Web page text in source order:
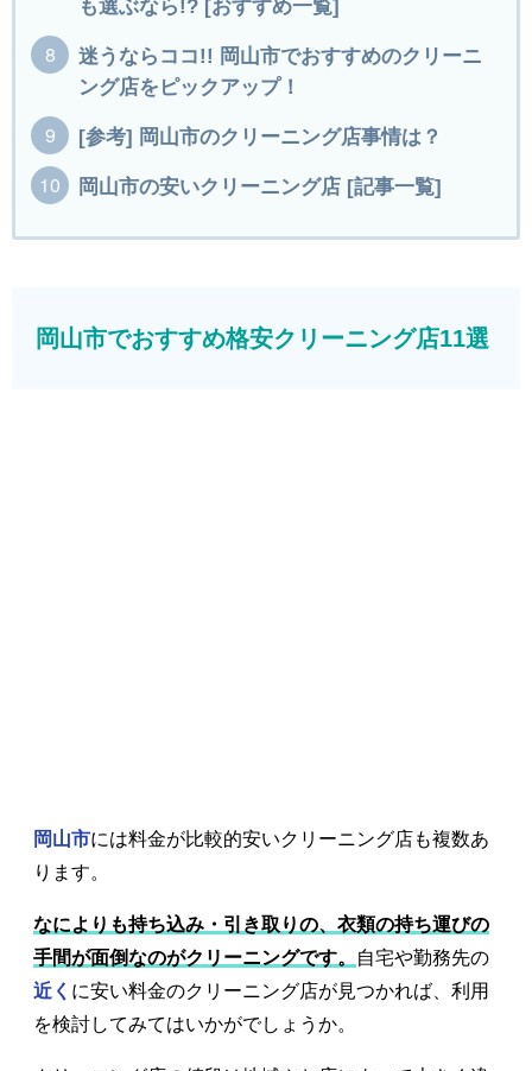
も選ぶなら!? [おすすめ一覧]
迷うならココ!! 岡山市でおすすめのクリーニ
ング店をピックアップ！
[参考] 岡山市のクリーニング店事情は？
岡山市の安いクリーニング店 [記事一覧]
岡山市でおすすめ格安クリーニング店11選
岡山市には料金が比較的安いクリーニング店も複数あ
ります。
なによりも持ち込み・引き取りの、衣類の持ち運びの
手間が面倒なのがクリーニングです。
自宅や勤務先の
近く に安い料金のクリーニング店が見つかれば、利用
を検討してみてはいかがでしょうか。